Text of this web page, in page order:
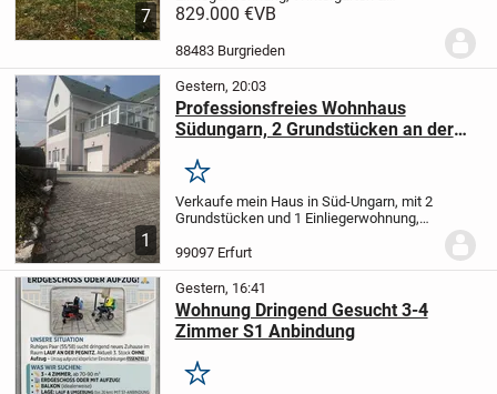
7
elektrischer Doppelgarage
Einfamilienhaus vereint stilvolles
Wohnen, viel Platz und eine...
829.000 €VB
88483 Burgrieden
1
Gestern, 20:03
Professionsfreies Wohnhaus
Südungarn, 2 Grundstücken an der
Merken
Verkaufe mein Haus in Süd-Ungarn, mit 2
Grundstücken und 1 Einliegerwohnung,
Grundstück 3 km von der Stadt 7700
Mohac´s entfernt. Es verfügt über 7
Zimmer und 2 Bäder...
99097 Erfurt
Gestern, 16:41
Wohnung Dringend Gesucht 3-4
Zimmer S1 Anbindung
Merken